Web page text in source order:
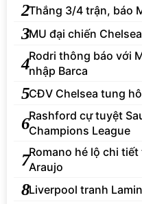
2Thắng 3/4 trận, báo
3MU đại chiến
4Rodri thông báo với
nhập Barca
5CĐV Chelsea tung
6Rashford cự tuyệt
Champions League
7Romano hé lộ chi
Araujo
8Liverpool tranh